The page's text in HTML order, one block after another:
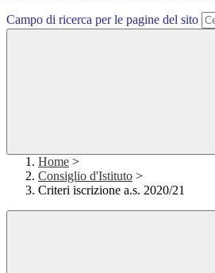
Campo di ricerca per le pagine del sito
Home >
Consiglio d'Istituto >
Criteri iscrizione a.s. 2020/21